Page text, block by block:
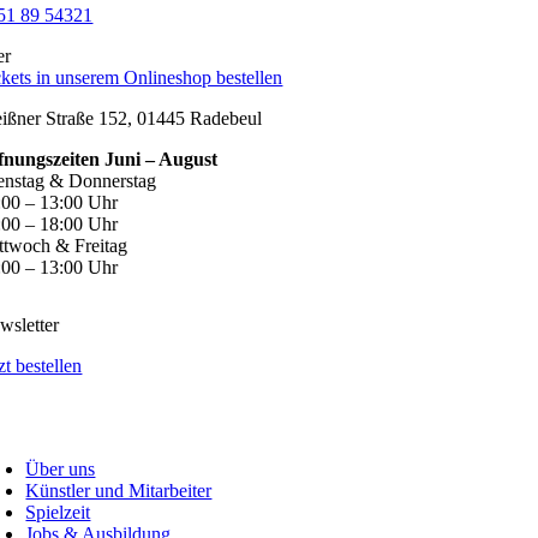
89 54321
in unserem Onlineshop bestellen
Straße 152, 01445 Radebeul
Juni – August
& Donnerstag
– 13:00 Uhr
– 18:00 Uhr
& Freitag
– 13:00 Uhr
bestellen
Über uns
Künstler und Mitarbeiter
Spielzeit
Jobs & Ausbildung